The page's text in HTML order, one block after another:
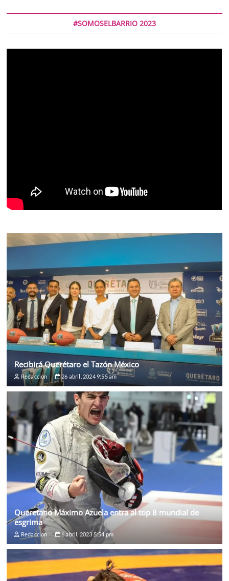
#SOMOSELBARRIO 2023
Recibirá Querétaro el Tazón México
Redaccion 26 abril, 2024 9:55 am
Queretano Máximo Azuela entra al top 8 mundial de
esgrima
Redaccion 6 abril, 2023 5:54 pm